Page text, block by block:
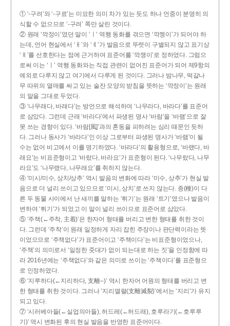
① ‘-구려’와 ‘-구료’는 미묘한 의미 차가 있는 듯도 하나 언중이 분명히 의
식할 수 없으므로 ‘-구려’ 쪽만 살린 것이다.
② 원래 ‘깍정이’였던 말이 ‘ㅣ’ 역행 동화를 겪으면 ‘깍젱이’가 되어야 하
는데, 언어 현실에서 ‘ㅐ’와 ‘ㅔ’가 발음으로 뚜렷이 구별되지 않고 표기상
‘ㅐ’를 선호한다는 점에 근거하여 표준어를 ‘깍쟁이’로 정하였다. 그럼으
로써 이는 ‘ㅣ’ 역행 동화와는 직접 관련이 없어진 표준어가 되어 제9항의
예외로 다루지 않고 여기에서 다루게 된 것이다. 그러나 밤나무, 떡갈나
무 따위의 열매를 싸고 있는 술잔 모양의 받침을 뜻하는 ‘깍정이’는 원래
의 말을 그대로 두었다.
③ ‘나무래다, 바래다’는 방언으로 해석하여 ‘나무라다, 바라다’를 표준어
로 삼았다. 그런데 근래 ‘바라다’에서 파생된 명사 ‘바람’을 ‘바램’으로 잘
못 쓰는 경향이 있다. ‘바람[風]’과의 혼동을 피하려는 심리 때문인 듯하
다. 그러나 동사가 ‘바라다’인 이상 그로부터 파생된 명사가 ‘바램’이 될
수는 없어 비고에서 이를 명기하였다. ‘바라다’의 활용형으로, ‘바랬다, 바
래요’는 비표준형이고 ‘바랐다, 바라요’가 표준형이 된다. ‘나무랐다, 나무
라요’도 ‘나무랬다, 나무래요’를 취하지 않는다.
④ ‘미시/미수, 상치/상추’ 역시 발음의 변화에 따라 ‘미수, 상추’가 현실 발
음으로 더 널리 쓰이고 있으므로 ‘미시, 상치’로 쓰지 않는다. 종(種)이 다
른 두 동물 사이에서 난 새끼를 말하는 ‘튀기’는 원래 ‘트기’였으나 발음이
변하여 ‘튀기’가 되었고 이 말이 널리 쓰이므로 표준어로 삼았다.
⑤ ‘주책(←주착, 主着)’은 한자어 형태를 버리고 변한 형태를 취한 것이
다. 그런데 ‘주착’이 원래 일정하게 자리 잡힌 주장이나 판단력이라는 뜻
이었으므로 ‘주책없다’가 표준어이고 ‘주책이다’는 비표준형이었으나,
‘주책’의 의미로서 ‘일정한 줏대가 없이 되는대로 하는 짓’을 인정함에 따
라 2016년에는 ‘주책없다’와 같은 의미로 쓰이는 ‘주책이다’를 표준형으
로 인정하였다.
⑥ ‘지루하다(←지리하다, 支離--)’ 역시 한자어 어원의 형태를 버리고 변
한 형태를 취한 것이다. 그러나 ‘지리멸렬(支離滅裂)’에서는 ‘지리’가 유지
되고 있다.
⑦ ‘시러베아들(←실업의아들), 허드레(←허드래), 호루라기(←호루루
기)’ 역시 변화된 후의 현실 발음을 반영한 표준어이다.